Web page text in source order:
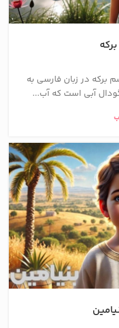
برکه در زبان فارسی به
آبی است که آب...